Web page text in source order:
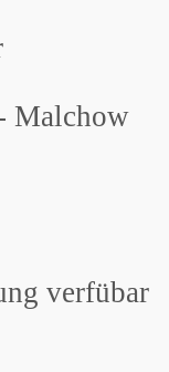
Malchow
verfübar